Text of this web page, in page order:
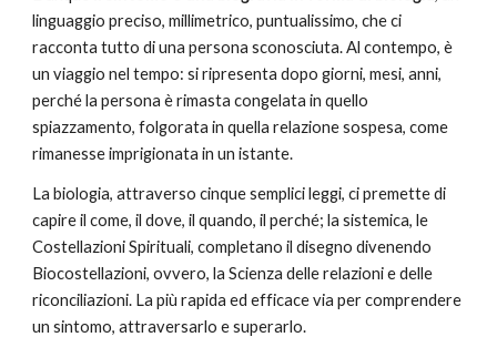
linguaggio preciso, millimetrico, puntualissimo, che ci
racconta tutto di una persona sconosciuta. Al contempo, è
un viaggio nel tempo: si ripresenta dopo giorni, mesi, anni,
perché la persona è rimasta congelata in quello
spiazzamento, folgorata in quella relazione sospesa, come
rimanesse imprigionata in un istante.
La biologia, attraverso cinque semplici leggi, ci premette di
capire il come, il dove, il quando, il perché; la sistemica, le
Costellazioni Spirituali, completano il disegno divenendo
Biocostellazioni, ovvero, la Scienza delle relazioni e delle
riconciliazioni. La più rapida ed efficace via per comprendere
un sintomo, attraversarlo e superarlo.